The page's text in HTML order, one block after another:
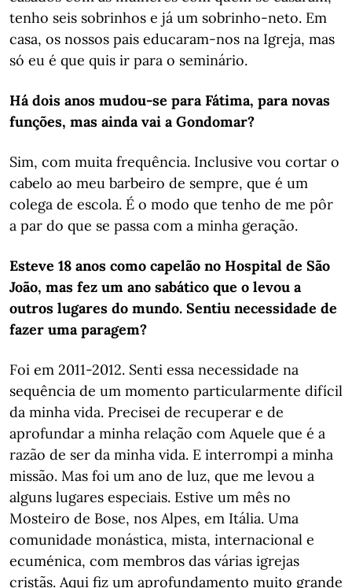
tenho seis sobrinhos e já um sobrinho-neto. Em
casa, os nossos pais educaram-nos na Igreja, mas
só eu é que quis ir para o seminário.
Há dois anos mudou-se para Fátima, para novas
funções, mas ainda vai a Gondomar?
Sim, com muita frequência. Inclusive vou cortar o
cabelo ao meu barbeiro de sempre, que é um
colega de escola. É o modo que tenho de me pôr
a par do que se passa com a minha geração.
Esteve 18 anos como capelão no Hospital de São
João, mas fez um ano sabático que o levou a
outros lugares do mundo. Sentiu necessidade de
fazer uma paragem?
Foi em 2011-2012. Senti essa necessidade na
sequência de um momento particularmente difícil
da minha vida. Precisei de recuperar e de
aprofundar a minha relação com Aquele que é a
razão de ser da minha vida. E interrompi a minha
missão. Mas foi um ano de luz, que me levou a
alguns lugares especiais. Estive um mês no
Mosteiro de Bose, nos Alpes, em Itália. Uma
comunidade monástica, mista, internacional e
ecuménica, com membros das várias igrejas
cristãs. Aqui fiz um aprofundamento muito grande